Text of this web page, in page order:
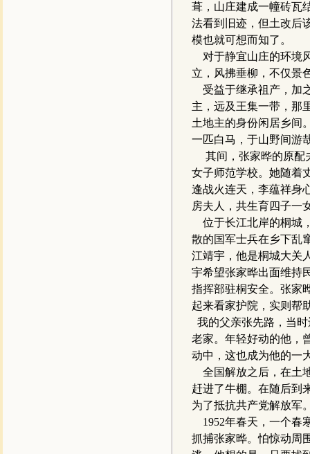
葺，山庄建成一幢砖瓦
法看到旧迹，但土改后
模也就可想而知了。
对于静宜山庄的环境
立，风拂垂柳，不仅景
受益于继承祖产，加
主，远及王集一带，那
土地主的身份闲居乡间
一匹白马，于山野间游
其间，张家晔的原配
女子师范学校。她随着
逢战火连天，李蕴祥身
房夫人，共生育四子一
位于长江北岸的桐城
散的国军士兵在乡下乱
江靖宇，他是桐城大关
宇希望张家晔出面维持
指挥部驻桐安全。张家
起来看家护院，实则帮
我的父亲张先路，当
老家。年轻好动的他，
动中，这也成为他的一
全国解放之后，在土
赶进了牛棚。在随后到
为了抵抗共产党解放军
1952年春天，一个春
抓捕张家晔。怕惊动周